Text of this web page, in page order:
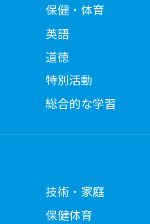
保健・体育
英語
道徳
特別活動
総合的な学習
技術・家庭
保健体育